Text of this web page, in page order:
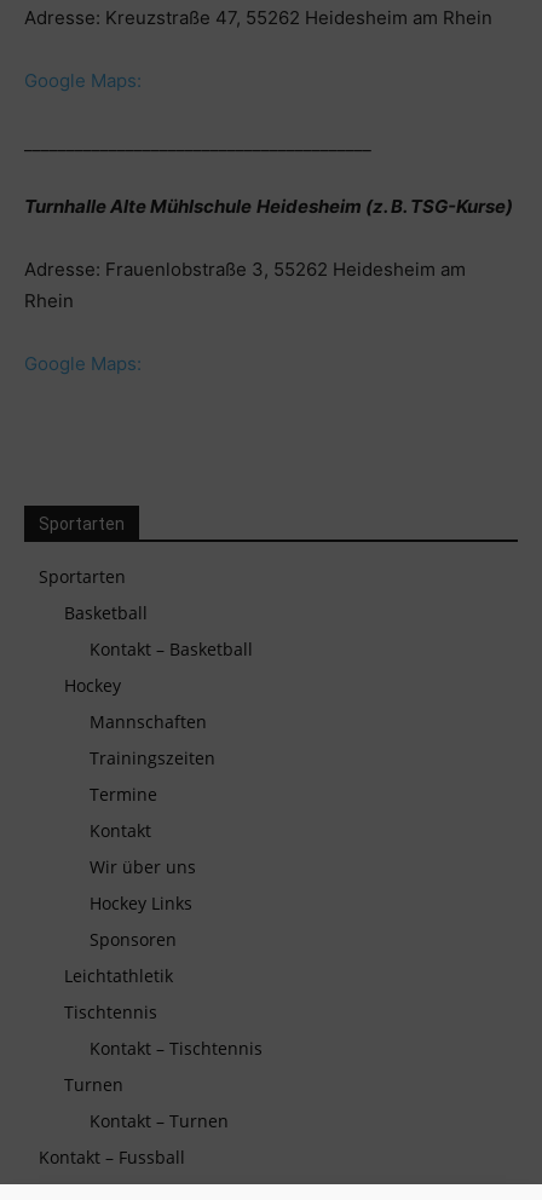
Adresse: Kreuzstraße 47, 55262 Heidesheim am Rhein
Google Maps:
Turnhalle Alte Mühlschule Heidesheim (z. B. TSG-Kurse)
Adresse: Frauenlobstraße 3, 55262 Heidesheim am
Rhein
Google Maps:
Sportarten
Sportarten
Basketball
Kontakt – Basketball
Hockey
Mannschaften
Trainingszeiten
Termine
Kontakt
Wir über uns
Hockey Links
Sponsoren
Leichtathletik
Tischtennis
Kontakt – Tischtennis
Turnen
Kontakt – Turnen
Kontakt – Fussball